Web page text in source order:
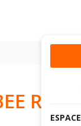
ESPACE
RS